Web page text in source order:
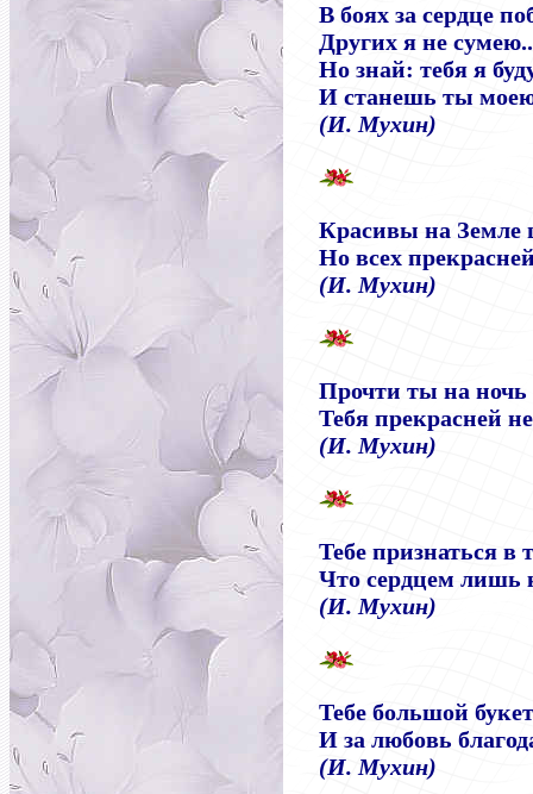
В боях за сердце
Других я не
Но знай: тебя я
И станешь ты
(И. Мухин)
Красивы на Земле
Но всех
(И. Мухин)
Прочти ты на ночь
Тебя прекрасней
(И. Мухин)
Тебе признаться в
Что сердцем лишь
(И. Мухин)
Тебе большой
И за любовь
(И. Мухин)